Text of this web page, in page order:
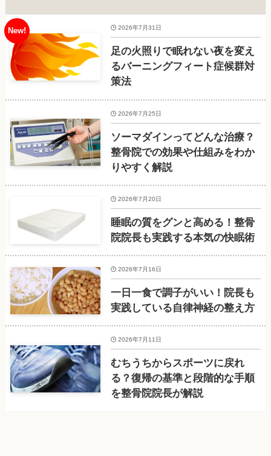
足の火照りで眠れない夜を変え
るバーニングフィート症候群対
策法
2026年7月31日
ソーマダインってどんな治療？
整骨院での効果や仕組みをわか
りやすく解説
2026年7月25日
睡眠の質をグンと高める！整骨
院院長も実践する本気の快眠術
2026年7月20日
一日一食で調子がいい！院長も
実践している自律神経の整え方
2026年7月16日
むちうちからスポーツに戻れ
る？復帰の基準と段階的な手順
を整骨院院長が解説
2026年7月11日